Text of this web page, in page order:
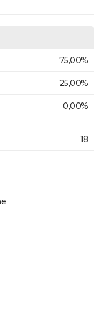
75,00%
25,00%
0,00%
18